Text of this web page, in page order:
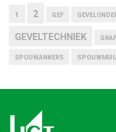
1 2 GEF
GEVELTECHNIEK
SPOUWANKERS